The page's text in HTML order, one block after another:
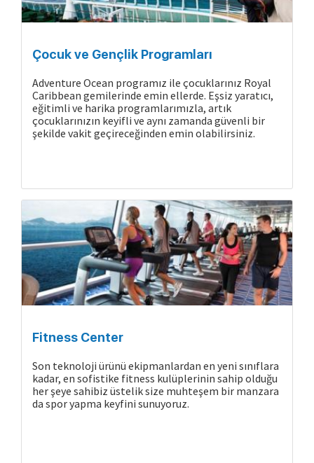
Gemide Yaşam
Çocuk ve Gençlik Programları
Adventure Ocean programız ile çocuklarınız Royal
Caribbean gemilerinde emin ellerde. Eşsiz yaratıcı,
eğitimli ve harika programlarımızla, artık
çocuklarınızın keyifli ve aynı zamanda güvenli bir
şekilde vakit geçireceğinden emin olabilirsiniz.
Fitness Center
Son teknoloji ürünü ekipmanlardan en yeni sınıflara
kadar, en sofistike fitness kulüplerinin sahip olduğu
her şeye sahibiz üstelik size muhteşem bir manzara
da spor yapma keyfini sunuyoruz.